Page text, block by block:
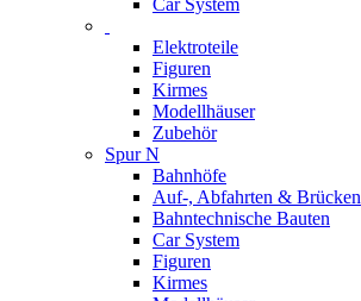
Car System
Elektroteile
Figuren
Kirmes
Modellhäuser
Zubehör
Spur N
Bahnhöfe
Auf-, Abfahrten & Brücken
Bahntechnische Bauten
Car System
Figuren
Kirmes